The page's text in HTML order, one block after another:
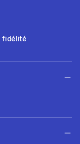
fidélité